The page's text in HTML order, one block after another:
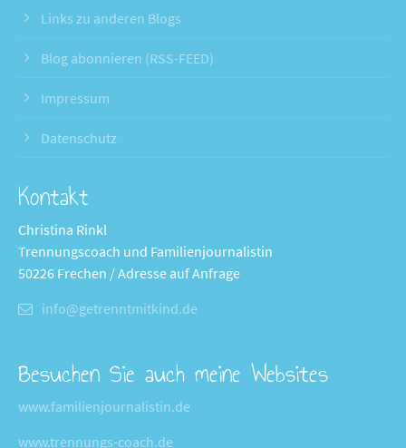
Links zu anderen Blogs
Blog abonnieren (RSS-FEED)
Impressum
Datenschutz
Kontakt
Christina Rinkl
Trennungscoach und Familienjournalistin
50226 Frechen / Adresse auf Anfrage
info@getrenntmitkind.de
Besuchen Sie auch meine Websites
www.familienjournalistin.de
www.trennungs-coach.de